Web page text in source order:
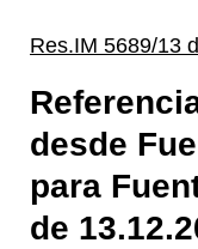
Res.IM 5689/13
desde
para
de